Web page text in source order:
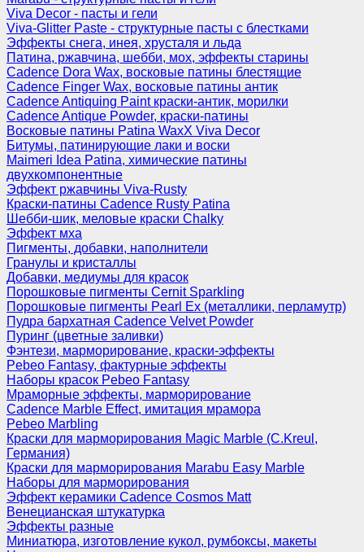
Viva Decor - пасты и гели
Viva-Glitter Paste - структурные пасты с блестками
Эффекты снега, инея, хрусталя и льда
Патина, ржавчина, шебби, мох, эффекты старины
Cadence Dora Wax, восковые патины блестящие
Cadence Finger Wax, восковые патины антик
Сadence Antiquing Paint краски-антик, морилки
Cadence Antique Powder, краски-патины
Восковые патины Patina WaxX Viva Decor
Битумы, патинирующие лаки и воски
Maimeri Idea Patina, химические патины
двухкомпонентные
Эффект ржавчины Viva-Rusty
Краски-патины Cadence Rusty Patina
Шебби-шик, меловые краски Chalky
Эффект мха
Пигменты, добавки, наполнители
Гранулы и кристаллы
Добавки, медиумы для красок
Порошковые пигменты Cernit Sparkling
Порошковые пигменты Pearl Ex (металлики, перламутр)
Пудра бархатная Cadence Velvet Powder
Пуринг (цветные заливки)
Фэнтези, марморирование, краски-эффекты
Pebeo Fantasy, фактурные эффекты
Наборы красок Pebeo Fantasy
Мраморные эффекты, марморирование
Cadence Marble Effect, имитация мрамора
Pebeo Marbling
Краски для марморирования Magic Marble (C.Kreul,
Германия)
Краски для марморирования Marabu Easy Marble
Наборы для марморирования
Эффект керамики Cadence Cosmos Matt
Венецианская штукатурка
Эффекты разные
Миниатюра, изготовление кукол, румбоксы, макеты